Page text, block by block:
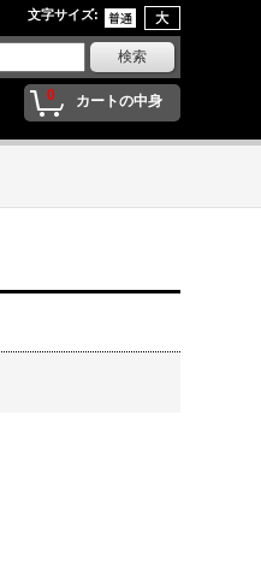
文字サイズ:
0 カートの中身